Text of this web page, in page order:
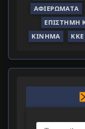
ΑΦΙΕΡΏΜΑΤΑ
ΕΠΙΣΤΉΜΗ
ΚΊΝΗΜΑ
ΚΚΕ